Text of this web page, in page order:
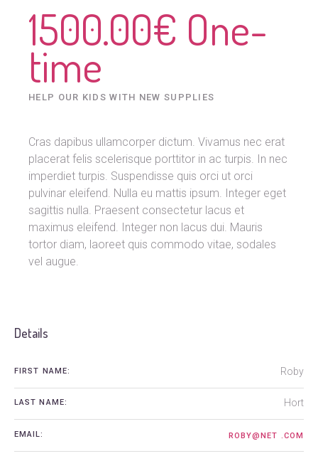
1500.00€ One-
time
HELP OUR KIDS WITH NEW SUPPLIES
Cras dapibus ullamcorper dictum. Vivamus nec erat
placerat felis scelerisque porttitor in ac turpis. In nec
imperdiet turpis. Suspendisse quis orci ut orci
pulvinar eleifend. Nulla eu mattis ipsum. Integer eget
sagittis nulla. Praesent consectetur lacus et
maximus eleifend. Integer non lacus dui. Mauris
tortor diam, laoreet quis commodo vitae, sodales
vel augue.
Details
FIRST NAME: Roby
LAST NAME: Hort
EMAIL: ROBY@NET .COM